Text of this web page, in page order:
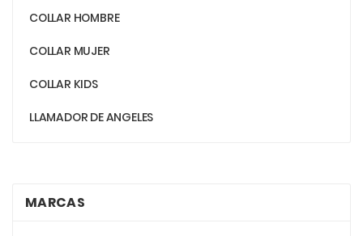
COLLAR HOMBRE
COLLAR MUJER
COLLAR KIDS
LLAMADOR DE ANGELES
MARCAS